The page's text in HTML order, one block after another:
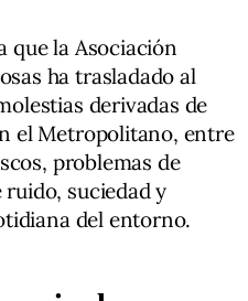
que la Asociación
ha trasladado al
derivadas de
el Metropolitano, entre
problemas de
suciedad y
del entorno.